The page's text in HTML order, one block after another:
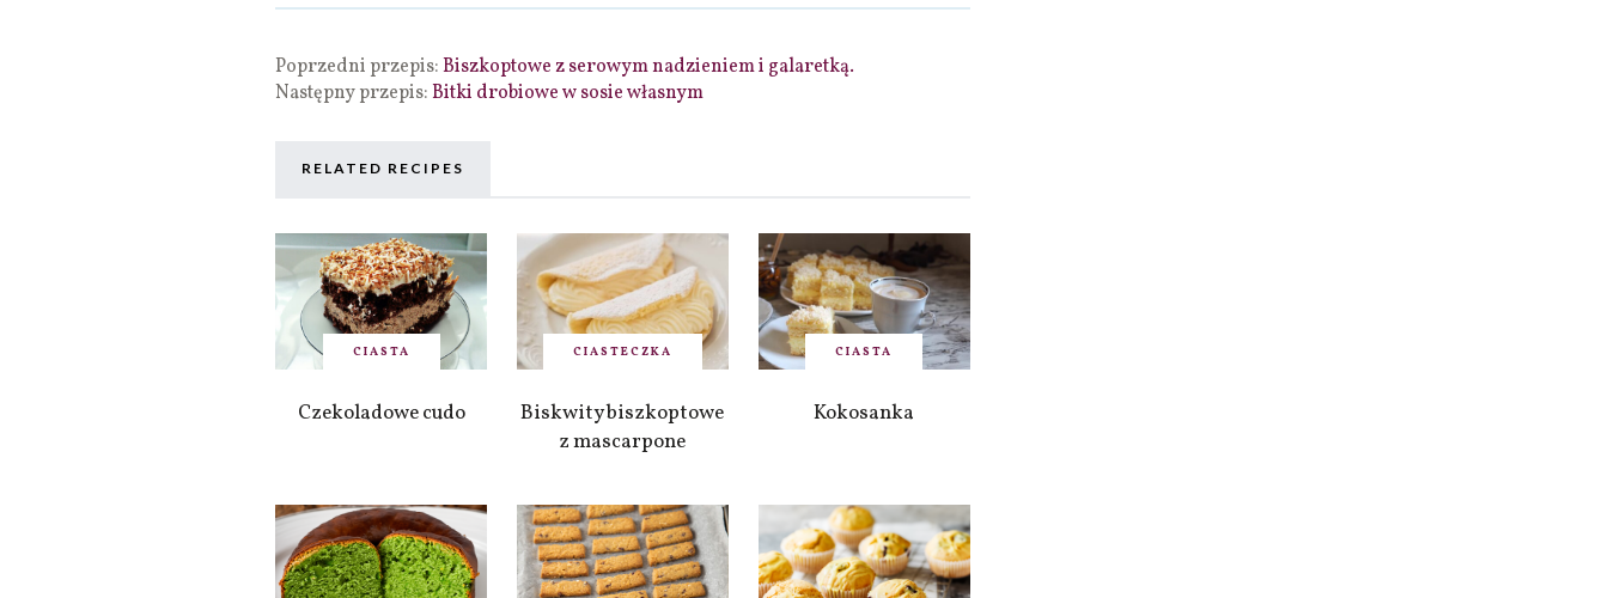
Poprzedni przepis:Biszkoptowe z serowym nadzieniem i galaretką.
Następny przepis:Bitki drobiowe w sosie własnym
RELATED RECIPES
CIASTA
Czekoladowe cudo
CIASTECZKA
Biskwity biszkoptowe
z mascarpone
CIASTA
Kokosanka